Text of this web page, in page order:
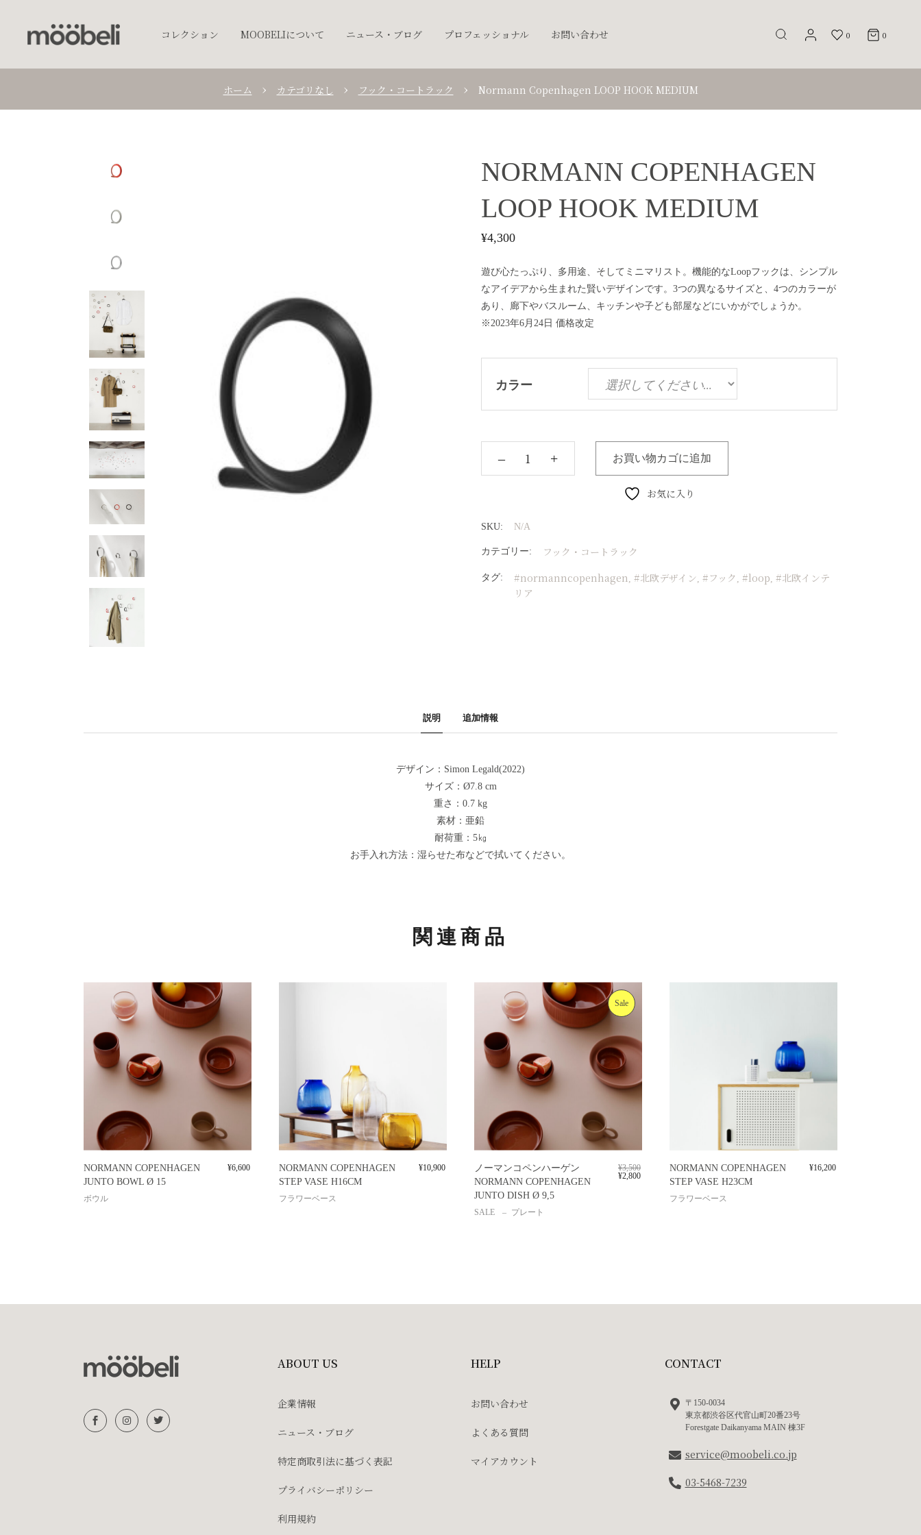
コレクション
キッチンウェア
ビーズクッション
MOOBELIについて ニュース・ブログ プロフェッショナル お問い合わせ 0 0
ホーム カテゴリなし フック・コートラック Normann Copenhagen LOOP HOOK MEDIUM
NORMANN COPENHAGEN
LOOP HOOK MEDIUM
¥4,300
遊び心たっぷり、多用途、そしてミニマリスト。機能的なLoopフックは、シンプル
なアイデアから生まれた賢いデザインです。3つの異なるサイズと、4つのカラーが
あり、廊下やバスルーム、キッチンや子ども部屋などにいかがでしょうか。
※2023年6月24日 価格改定
カラー
‒ + お買い物カゴに追加
お気に入り
SKU: N/A
カテゴリー: フック・コートラック
タグ: #normanncopenhagen, #北欧デザイン, #フック , #loop, #北欧インテ
リア
説明 追加情報
デザイン：Simon Legald(2022)
サイズ：Ø7.8 cm
重さ：0.7 kg
素材：亜鉛
耐荷重：5㎏
お手入れ方法：湿らせた布などで拭いてください。
関連商品
NORMANN COPENHAGEN
JUNTO BOWL Ø 15
ボウル
¥6,600
NORMANN COPENHAGEN
STEP VASE H16CM
フラワーベース
¥10,900
Sale
ノーマンコペンハーゲン
NORMANN COPENHAGEN
JUNTO DISH Ø 9,5
SALE プレート
¥3,500
¥2,800
NORMANN COPENHAGEN
STEP VASE H23CM
フラワーベース
¥16,200
ABOUT US
企業情報
ニュース・ブログ
特定商取引法に基づく表記
プライバシーポリシー
利用規約
HELP
お問い合わせ
よくある質問
マイアカウント
CONTACT
〒150-0034
東京都渋谷区代官山町20番23号
Forestgate Daikanyama MAIN 棟3F
service@moobeli.co.jp
03-5468-7239